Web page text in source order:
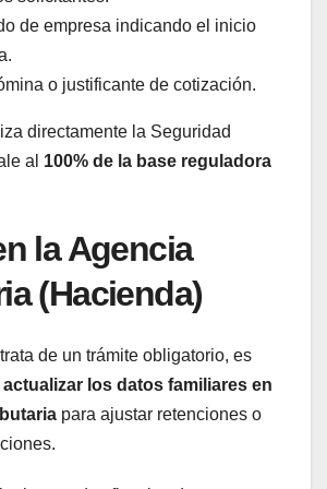
de empresa indicando el inicio
o justificante de cotización.
directamente la Seguridad
al 100% de la base reguladora
la Agencia
(Hacienda)
de un trámite obligatorio, es
actualizar los datos familiares en
para ajustar retenciones o